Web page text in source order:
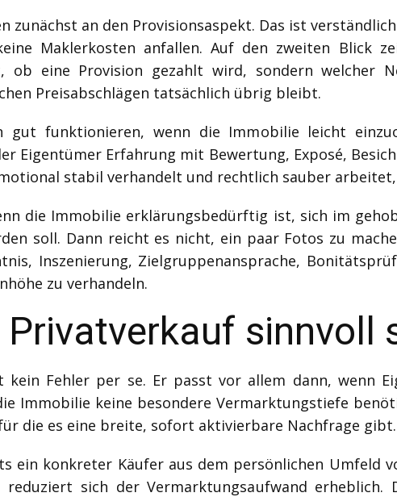
zunächst an den Provisionsaspekt. Das ist
Maklerkosten anfallen. Auf den zweiten Blick
ob eine Provision gezahlt wird, sondern welcher
Preisabschlägen tatsächlich übrig bleibt.
gut funktionieren, wenn die Immobilie leicht
Eigentümer Erfahrung mit Bewertung, Exposé,
stabil verhandelt und rechtlich sauber
die Immobilie erklärungsbedürftig ist, sich im
soll. Dann reicht es nicht, ein paar Fotos zu
Inszenierung, Zielgruppenansprache,
zu verhandeln.
Privatverkauf sinnvoll
Fehler per se. Er passt vor allem dann, wenn
Immobilie keine besondere Vermarktungstiefe
die es eine breite, sofort aktivierbare Nachfrage gibt.
ein konkreter Käufer aus dem persönlichen Umfeld
reduziert sich der Vermarktungsaufwand erheblich.